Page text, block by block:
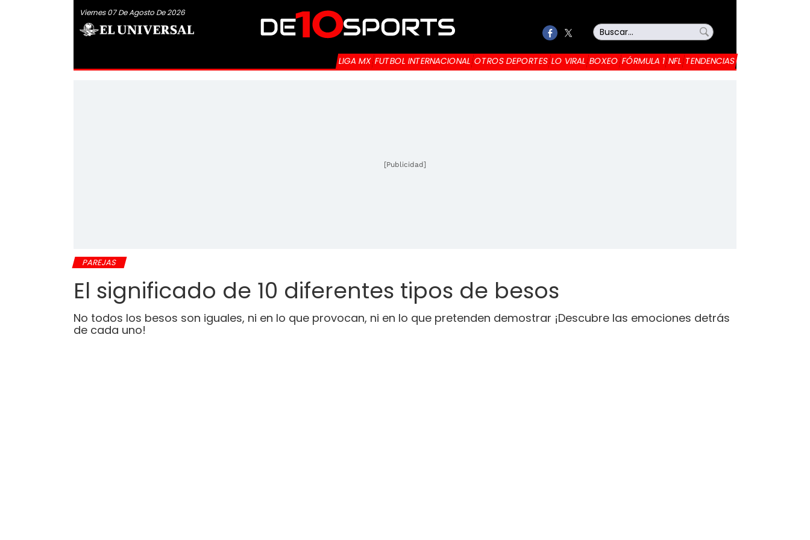
Viernes 07 De Agosto De 2026
LIGA MX FUTBOL INTERNACIONAL OTROS DEPORTES LO VIRAL BOXEO FÓRMULA 1 NFL TENDENCIAS
[Publicidad]
PAREJAS
El significado de 10 diferentes tipos de besos
No todos los besos son iguales, ni en lo que provocan, ni en lo que pretenden demostrar ¡Descubre las emociones detrás
de cada uno!